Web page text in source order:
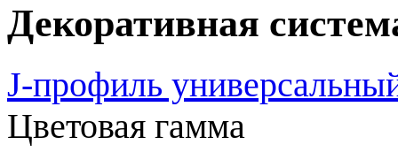
Декоративная
J-профиль
Цветовая гамма